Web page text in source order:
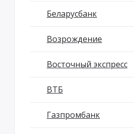
Беларусбанк
Возрождение
Восточный экспресс
ВТБ
Газпромбанк